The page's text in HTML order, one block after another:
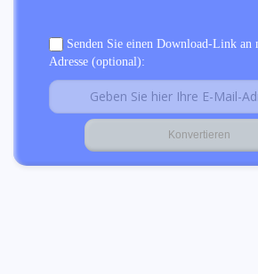
Senden Sie einen Download-Link an
Adresse (optional):